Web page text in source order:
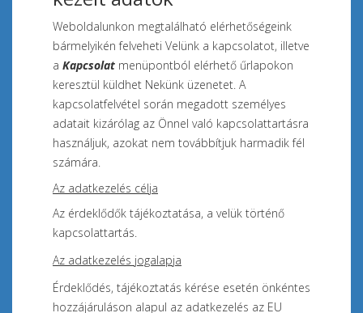
Weboldalunkon megtalálható elérhetőségeink
bármelyikén felveheti Velünk a kapcsolatot, illetve
a Kapcsolat menüpontból elérhető űrlapokon
keresztül küldhet Nekünk üzenetet. A
kapcsolatfelvétel során megadott személyes
adatait kizárólag az Önnel való kapcsolattartásra
használjuk, azokat nem továbbítjuk harmadik fél
számára.
Az adatkezelés célja
Az érdeklődők tájékoztatása, a velük történő
kapcsolattartás.
Az adatkezelés jogalapja
Érdeklődés, tájékoztatás kérése esetén önkéntes
hozzájáruláson alapul az adatkezelés az EU